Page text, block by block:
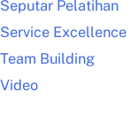
Seputar Pelatihan
Service Excellence
Team Building
Video